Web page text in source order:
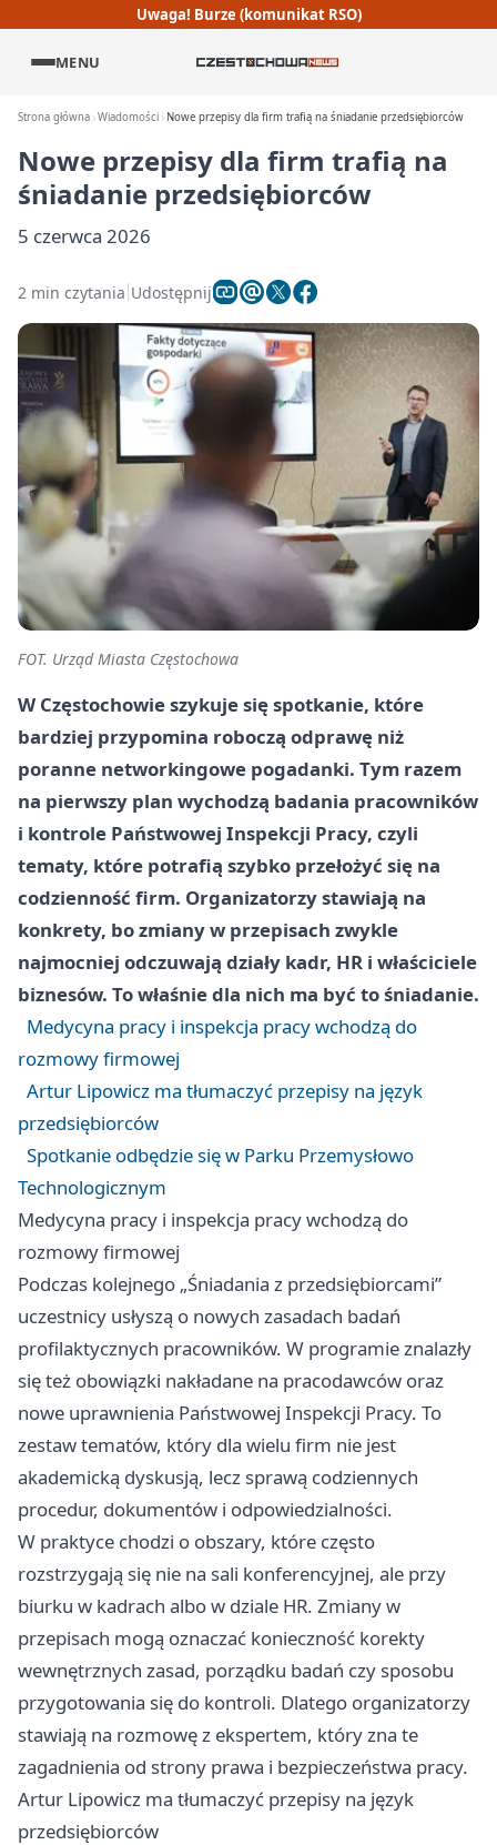
Uwaga! Burze (komunikat RSO)
MENU
Strona główna Wiadomości Nowe przepisy dla firm trafią na śniadanie przedsiębiorców
Nowe przepisy dla firm trafią na
śniadanie przedsiębiorców
5 czerwca 2026
2 min czytania Udostępnij
FOT. Urząd Miasta Częstochowa
W Częstochowie szykuje się spotkanie, które
bardziej przypomina roboczą odprawę niż
poranne networkingowe pogadanki. Tym razem
na pierwszy plan wychodzą badania pracowników
i kontrole Państwowej Inspekcji Pracy, czyli
tematy, które potrafią szybko przełożyć się na
codzienność firm. Organizatorzy stawiają na
konkrety, bo zmiany w przepisach zwykle
najmocniej odczuwają działy kadr, HR i właściciele
biznesów. To właśnie dla nich ma być to śniadanie.
Medycyna pracy i inspekcja pracy wchodzą do
rozmowy firmowej
Artur Lipowicz ma tłumaczyć przepisy na język
przedsiębiorców
Spotkanie odbędzie się w Parku Przemysłowo
Technologicznym
Medycyna pracy i inspekcja pracy wchodzą do
rozmowy firmowej
Podczas kolejnego „Śniadania z przedsiębiorcami”
uczestnicy usłyszą o nowych zasadach badań
profilaktycznych pracowników. W programie znalazły
się też obowiązki nakładane na pracodawców oraz
nowe uprawnienia Państwowej Inspekcji Pracy. To
zestaw tematów, który dla wielu firm nie jest
akademicką dyskusją, lecz sprawą codziennych
procedur, dokumentów i odpowiedzialności.
W praktyce chodzi o obszary, które często
rozstrzygają się nie na sali konferencyjnej, ale przy
biurku w kadrach albo w dziale HR. Zmiany w
przepisach mogą oznaczać konieczność korekty
wewnętrznych zasad, porządku badań czy sposobu
przygotowania się do kontroli. Dlatego organizatorzy
stawiają na rozmowę z ekspertem, który zna te
zagadnienia od strony prawa i bezpieczeństwa pracy.
Artur Lipowicz ma tłumaczyć przepisy na język
przedsiębiorców